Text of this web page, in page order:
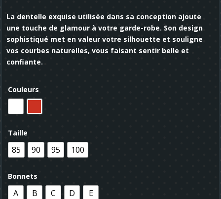
La dentelle exquise utilisée dans sa conception ajoute
une touche de glamour à votre garde-robe. Son design
sophistiqué met en valeur votre silhouette et souligne
vos courbes naturelles, vous faisant sentir belle et
confiante.
Couleurs
Taille
85 90 95 100
Bonnets
A B C D E